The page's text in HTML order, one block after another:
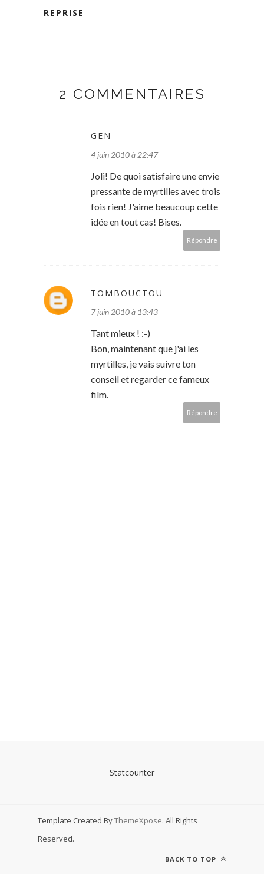
REPRISE
2 COMMENTAIRES
GEN
4 juin 2010 à 22:47
Joli! De quoi satisfaire une envie
pressante de myrtilles avec trois
fois rien! J'aime beaucoup cette
idée en tout cas! Bises.
Répondre
TOMBOUCTOU
7 juin 2010 à 13:43
Tant mieux ! :-)
Bon, maintenant que j'ai les
myrtilles, je vais suivre ton
conseil et regarder ce fameux
film.
Répondre
Statcounter
Template Created ByThemeXpose. All Rights
Reserved.
BACK TO TOP